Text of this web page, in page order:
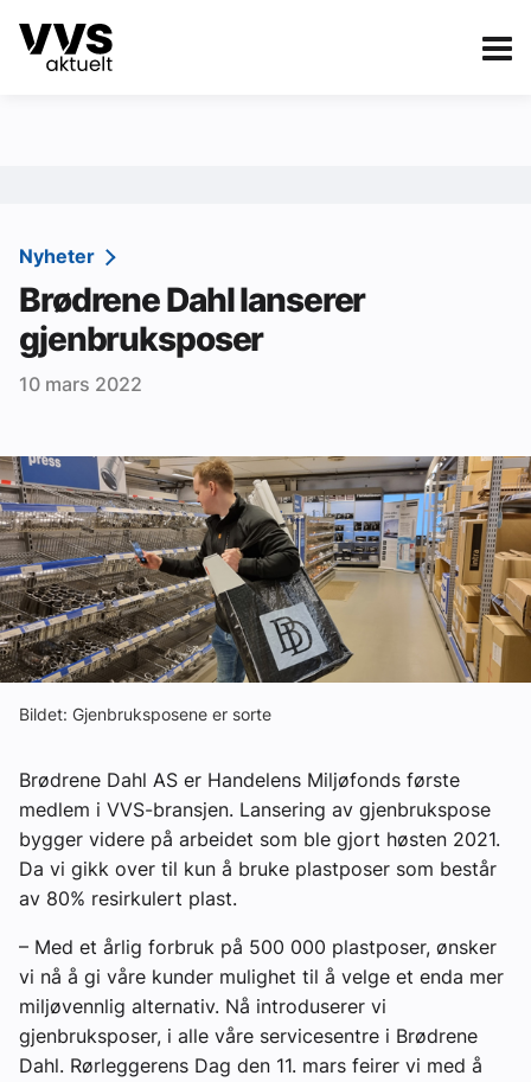
Kategorier
Sanitær
Ventilasjon
Varme og energi
Aktuelle prosjekter
Om VVS Aktuelt
Kontakt oss:
Abonner på fagbladet Byggfakta Nyheter
Annonsere i VVS Aktuelt
Tips oss
eBlad
Nyheter
Brødrene Dahl lanserer
gjenbruksposer
10 mars 2022
Bildet: Gjenbruksposene er sorte
Brødrene Dahl AS er Handelens Miljøfonds første
medlem i VVS-bransjen. Lansering av gjenbrukspose
bygger videre på arbeidet som ble gjort høsten 2021.
Da vi gikk over til kun å bruke plastposer som består
av 80% resirkulert plast.
– Med et årlig forbruk på 500 000 plastposer, ønsker
vi nå å gi våre kunder mulighet til å velge et enda mer
miljøvennlig alternativ. Nå introduserer vi
gjenbruksposer, i alle våre servicesentre i Brødrene
Dahl. Rørleggerens Dag den 11. mars feirer vi med å